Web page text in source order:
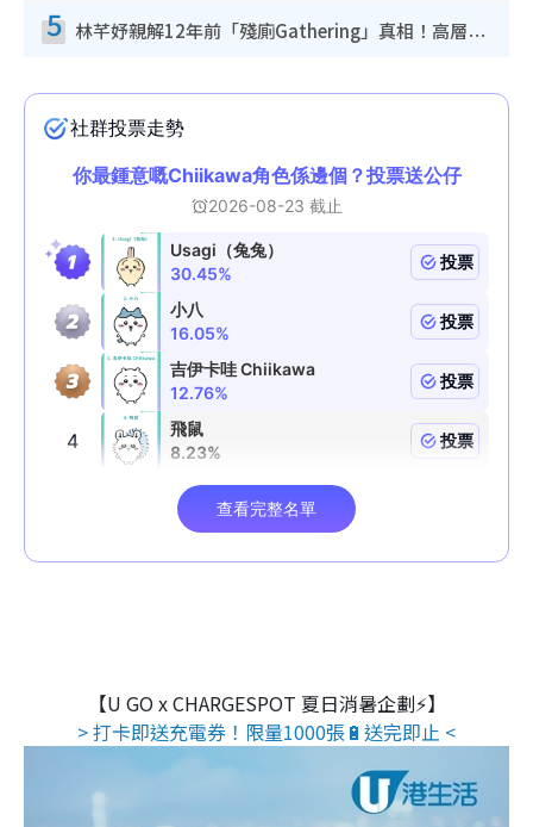
5 林芊妤親解12年前「殘廁Gathering」真相！高層解約一句話重創尊嚴至今拒返TVB
【U GO x CHARGESPOT 夏日消暑企劃⚡】
> 打卡即送充電券！限量1000張🔋送完即止 <